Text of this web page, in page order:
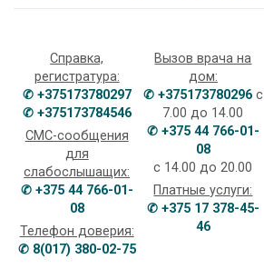
Справка,
регистратура:
✆ +375173780297
✆ +375173784546
СМС-сообщения
для
слабослышащих:
✆ +375 44 766-01-
08
Телефон доверия:
✆ 8(017) 380-02-75
Вызов врача на
дом:
✆ +375173780296с
7.00 до 14.00
✆ +375 44 766-01-
08
с 14.00 до 20.00
Платные услуги:
✆ +375 17 378-45-
46